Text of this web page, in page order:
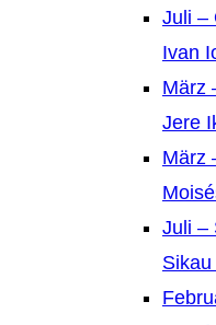
Juli –
Ivan
März
Jere
März
Juli –